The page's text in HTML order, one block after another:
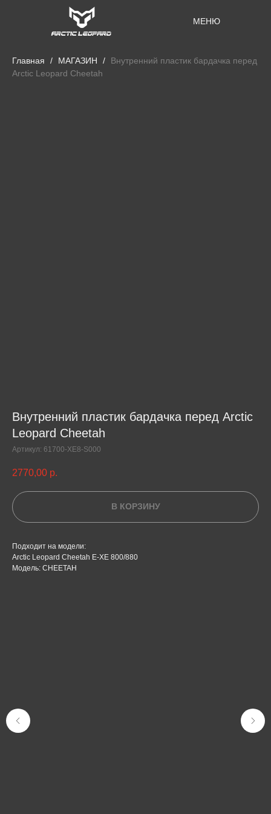
МЕНЮ
Главная МАГАЗИН
Внутренний пластик бардачка перед
Arctic Leopard Cheetah
Внутренний пластик бардачка перед Arctic
Leopard Cheetah
Артикул: 61700-XE8-S000
2770,00 р.
В КОРЗИНУ
Подходит на модели:
Arctic Leopard Cheetah E-XE 800/880
Модель: CHEETAH